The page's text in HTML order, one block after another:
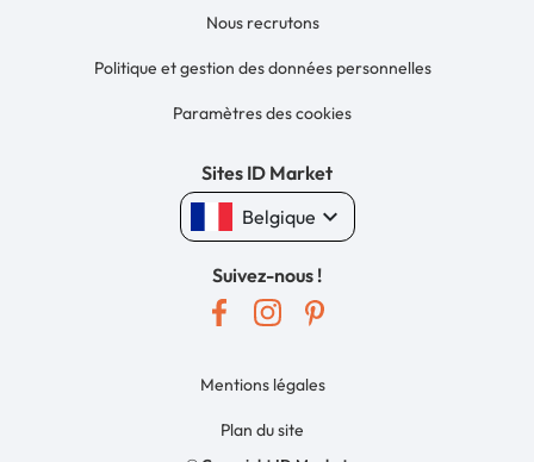
Nous recrutons
Politique et gestion des données personnelles
Paramètres des cookies
Sites ID Market
Belgique keyboard_arrow_down
Suivez-nous !
Mentions légales
Plan du site